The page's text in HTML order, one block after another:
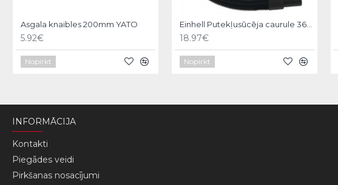
Asgala knaibles 200mm YATO
5.92€
Nopirkt
Einhell Putekļusūcēja caurule 36mm - 3m
18.97€
Nopirkt
INFORMĀCIJA
Kontakti
Piegādes veidi
Pirkšanas nosacījumi